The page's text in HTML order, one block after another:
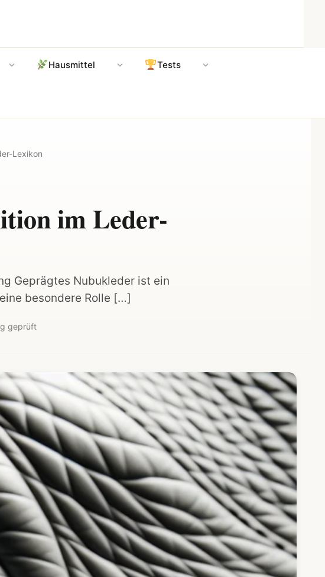
Hausmittel Tests
Lexikon
im Leder-
Geprägtes Nubukleder ist ein
besondere Rolle […]
geprüft